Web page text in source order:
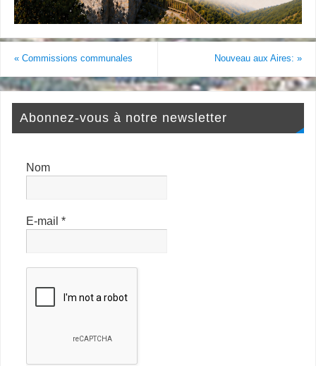
«Commissions communales Nouveau aux Aires:»
Abonnez-vous à notre newsletter
Nom
E-mail*